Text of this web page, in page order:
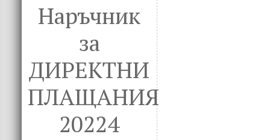
Наръчник
за
ДИРЕКТНИ
ПЛАЩАНИЯ
20224